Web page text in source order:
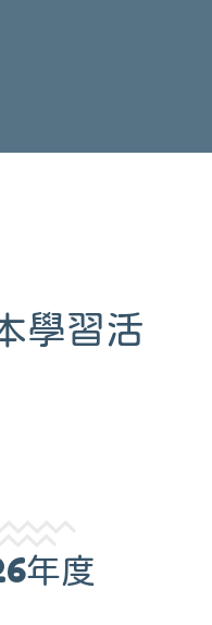
學習活
年度